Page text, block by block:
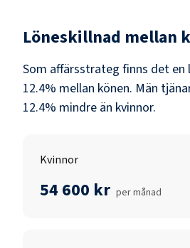
Löneskillnad mellan
Som affärsstrateg finns det en
12.4% mellan könen. Män
12.4% mindre än kvinnor.
Kvinnor
54 600 kr per månad